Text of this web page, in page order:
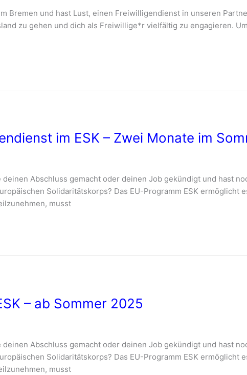
Bremen und hast Lust, einen Freiwilligendienst in unseren
zu gehen und dich als Freiwillige*r vielfältig zu engagieren.
im ESK – Zwei Monate im
Abschluss gemacht oder deinen Job gekündigt und hast
Solidaritätskorps? Das EU-Programm ESK ermöglicht
musst
– ab Sommer 2025
Abschluss gemacht oder deinen Job gekündigt und hast
Solidaritätskorps? Das EU-Programm ESK ermöglicht
musst